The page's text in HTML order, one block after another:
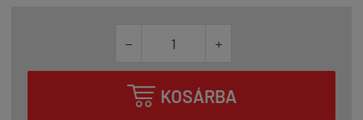
 
 KOSÁRBA